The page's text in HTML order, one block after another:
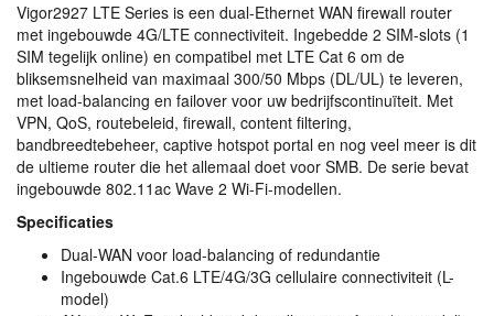
Vigor2927 LTE Series is een dual-Ethernet WAN firewall router
met ingebouwde 4G/LTE connectiviteit. Ingebedde 2 SIM-slots (1
SIM tegelijk online) en compatibel met LTE Cat 6 om de
bliksemsnelheid van maximaal 300/50 Mbps (DL/UL) te leveren,
met load-balancing en failover voor uw bedrijfscontinuïteit. Met
VPN, QoS, routebeleid, firewall, content filtering,
bandbreedtebeheer, captive hotspot portal en nog veel meer is dit
de ultieme router die het allemaal doet voor SMB. De serie bevat
ingebouwde 802.11ac Wave 2 Wi-Fi-modellen.
Specificaties
Dual-WAN voor load-balancing of redundantie
Ingebouwde Cat.6 LTE/4G/3G cellulaire connectiviteit (L-
model)